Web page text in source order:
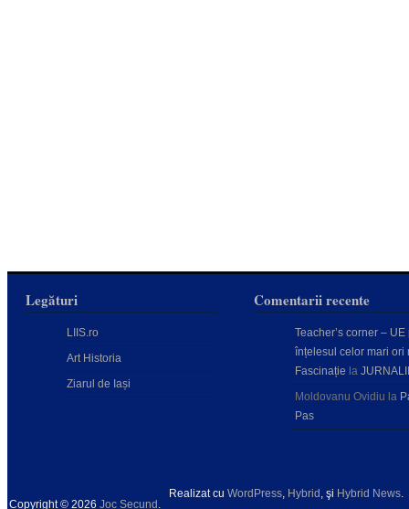
Legături
LIIS.ro
Art Historia
Ziarul de Iași
Comentarii recente
Teacher’s corner – UE
înțelesul celor mari ori
Fascinație la
Moldovanu Ovidiu la
Pas
Copyright © 2026 Joc Secund .
Realizat cu WordPress, Hybrid , şi Hybrid News.